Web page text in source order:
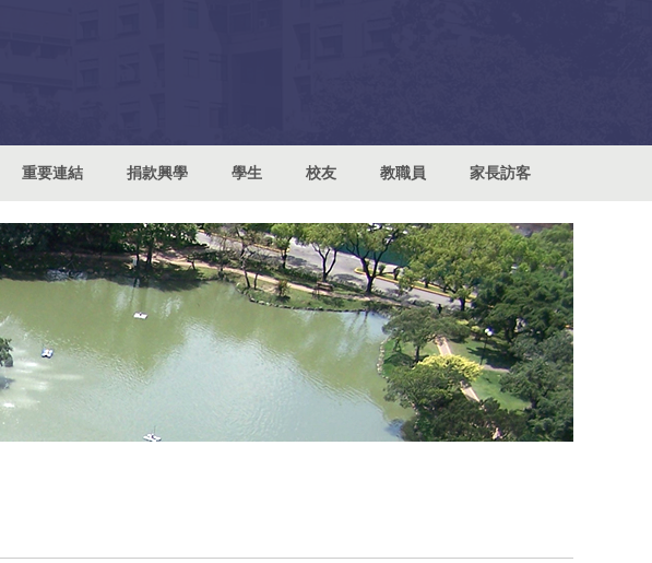
重要連結 捐款興學 學生 校友 教職員 家長訪客